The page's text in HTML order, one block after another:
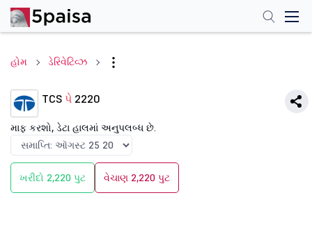
હોમ ડેરિવેટિવ્ઝ
TCS પે 2220
માફ કરશો, ડેટા હાલમાં અનુપલબ્ધ છે.
ખરીદો 2,220 પુટ વેચાણ 2,220 પુટ